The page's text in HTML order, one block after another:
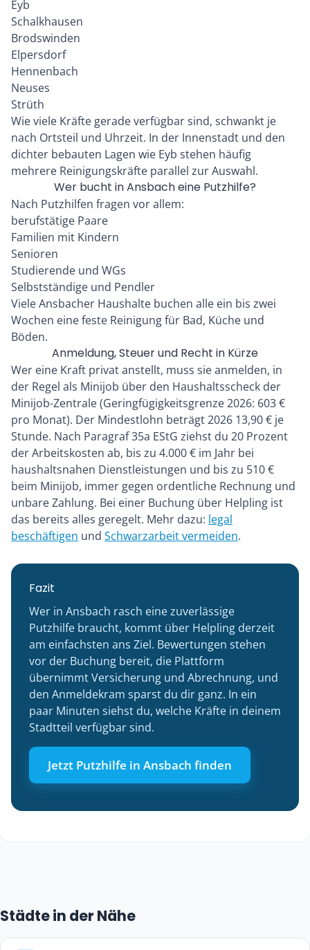
Eyb
Schalkhausen
Brodswinden
Elpersdorf
Hennenbach
Neuses
Strüth
Wie viele Kräfte gerade verfügbar sind, schwankt je
nach Ortsteil und Uhrzeit. In der Innenstadt und den
dichter bebauten Lagen wie Eyb stehen häufig
mehrere Reinigungskräfte parallel zur Auswahl.
Wer bucht in Ansbach eine Putzhilfe?
Nach Putzhilfen fragen vor allem:
berufstätige Paare
Familien mit Kindern
Senioren
Studierende und WGs
Selbstständige und Pendler
Viele Ansbacher Haushalte buchen alle ein bis zwei
Wochen eine feste Reinigung für Bad, Küche und
Böden.
Anmeldung, Steuer und Recht in Kürze
Wer eine Kraft privat anstellt, muss sie anmelden, in
der Regel als Minijob über den Haushaltsscheck der
Minijob-Zentrale (Geringfügigkeitsgrenze 2026: 603 €
pro Monat). Der Mindestlohn beträgt 2026 13,90 € je
Stunde. Nach Paragraf 35a EStG ziehst du 20 Prozent
der Arbeitskosten ab, bis zu 4.000 € im Jahr bei
haushaltsnahen Dienstleistungen und bis zu 510 €
beim Minijob, immer gegen ordentliche Rechnung und
unbare Zahlung. Bei einer Buchung über Helpling ist
das bereits alles geregelt. Mehr dazu: legal
beschäftigen und Schwarzarbeit vermeiden.
Fazit
Wer in Ansbach rasch eine zuverlässige
Putzhilfe braucht, kommt über Helpling derzeit
am einfachsten ans Ziel. Bewertungen stehen
vor der Buchung bereit, die Plattform
übernimmt Versicherung und Abrechnung, und
den Anmeldekram sparst du dir ganz. In ein
paar Minuten siehst du, welche Kräfte in deinem
Stadtteil verfügbar sind.
Jetzt Putzhilfe in Ansbach finden
Städte in der Nähe